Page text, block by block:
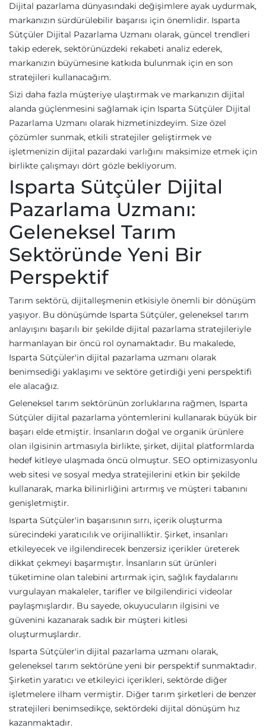
Dijital pazarlama dünyasındaki değişimlere ayak uydurmak,
markanızın sürdürülebilir başarısı için önemlidir. Isparta
Sütçüler Dijital Pazarlama Uzmanı olarak, güncel trendleri
takip ederek, sektörünüzdeki rekabeti analiz ederek,
markanızın büyümesine katkıda bulunmak için en son
stratejileri kullanacağım.
Sizi daha fazla müşteriye ulaştırmak ve markanızın dijital
alanda güçlenmesini sağlamak için Isparta Sütçüler Dijital
Pazarlama Uzmanı olarak hizmetinizdeyim. Size özel
çözümler sunmak, etkili stratejiler geliştirmek ve
işletmenizin dijital pazardaki varlığını maksimize etmek için
birlikte çalışmayı dört gözle bekliyorum.
Isparta Sütçüler Dijital
Pazarlama Uzmanı:
Geleneksel Tarım
Sektöründe Yeni Bir
Perspektif
Tarım sektörü, dijitalleşmenin etkisiyle önemli bir dönüşüm
yaşıyor. Bu dönüşümde Isparta Sütçüler, geleneksel tarım
anlayışını başarılı bir şekilde dijital pazarlama stratejileriyle
harmanlayan bir öncü rol oynamaktadır. Bu makalede,
Isparta Sütçüler'in dijital pazarlama uzmanı olarak
benimsediği yaklaşımı ve sektöre getirdiği yeni perspektifi
ele alacağız.
Geleneksel tarım sektörünün zorluklarına rağmen, Isparta
Sütçüler dijital pazarlama yöntemlerini kullanarak büyük bir
başarı elde etmiştir. İnsanların doğal ve organik ürünlere
olan ilgisinin artmasıyla birlikte, şirket, dijital platformlarda
hedef kitleye ulaşmada öncü olmuştur. SEO optimizasyonlu
web sitesi ve sosyal medya stratejilerini etkin bir şekilde
kullanarak, marka bilinirliğini artırmış ve müşteri tabanını
genişletmiştir.
Isparta Sütçüler'in başarısının sırrı, içerik oluşturma
sürecindeki yaratıcılık ve orijinalliktir. Şirket, insanları
etkileyecek ve ilgilendirecek benzersiz içerikler üreterek
dikkat çekmeyi başarmıştır. İnsanların süt ürünleri
tüketimine olan talebini artırmak için, sağlık faydalarını
vurgulayan makaleler, tarifler ve bilgilendirici videolar
paylaşmışlardır. Bu sayede, okuyucuların ilgisini ve
güvenini kazanarak sadık bir müşteri kitlesi
oluşturmuşlardır.
Isparta Sütçüler'in dijital pazarlama uzmanı olarak,
geleneksel tarım sektörüne yeni bir perspektif sunmaktadır.
Şirketin yaratıcı ve etkileyici içerikleri, sektörde diğer
işletmelere ilham vermiştir. Diğer tarım şirketleri de benzer
stratejileri benimsedikçe, sektördeki dijital dönüşüm hız
kazanmaktadır.